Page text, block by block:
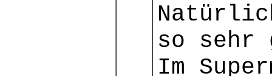
so sehr
Im